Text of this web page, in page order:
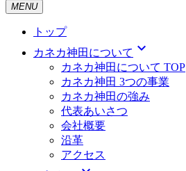
MENU
トップ
カネカ神田について expand_more
カネカ神田について TOP
カネカ神田 3つの事業
カネカ神田の強み
代表あいさつ
会社概要
沿革
アクセス